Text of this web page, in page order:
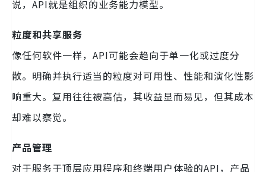
说，API就是组织的业务能力模型。
粒度和共享服务
像任何软件一样，API可能会趋向于单一化或过度分
散。明确并执行适当的粒度对可用性、性能和演化性影
响重大。复用往往被高估，其收益显而易见，但其成本
却难以察觉。
产品管理
对于服务于顶层应用程序和终端用户体验的API，产品